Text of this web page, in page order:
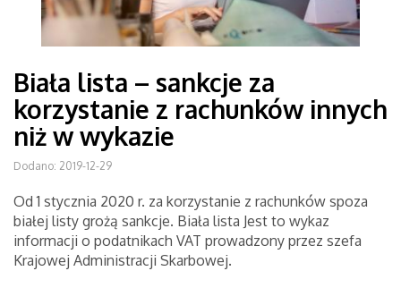
Biała lista – sankcje za
korzystanie z rachunków innych
niż w wykazie
Dodano: 2019-12-29
Od 1 stycznia 2020 r. za korzystanie z rachunków spoza
białej listy grożą sankcje. Biała lista Jest to wykaz
informacji o podatnikach VAT prowadzony przez szefa
Krajowej Administracji Skarbowej.